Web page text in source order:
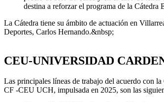
destina a reforzar el programa de la
La Cátedra tiene su ámbito de actuación en
Deportes, Carlos Hernando.&nbsp;
CEU-UNIVERSIDAD
Las principales líneas de trabajo del acuerdo con
CF -CEU UCH, impulsada en 2025, son las